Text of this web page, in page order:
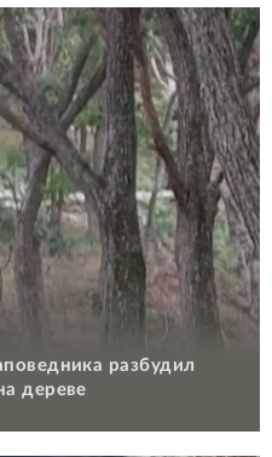
разбудил
дереве